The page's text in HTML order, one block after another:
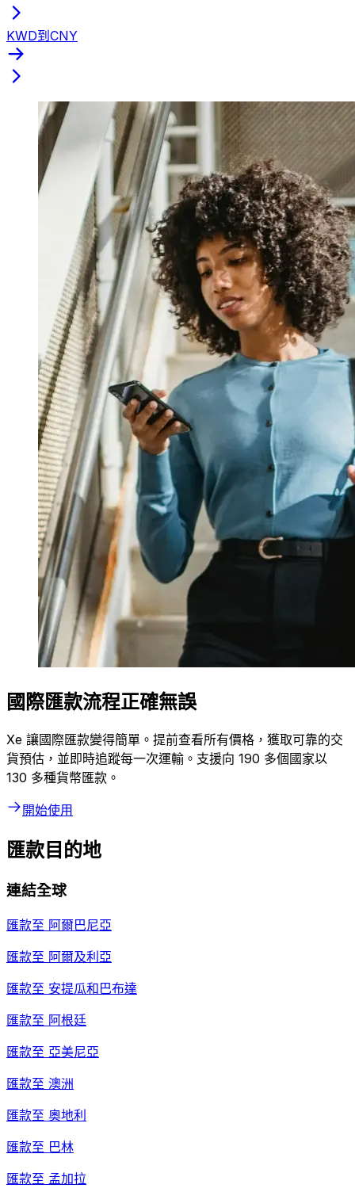
KWD到CNY
國際匯款流程正確無誤
Xe 讓國際匯款變得簡單。提前查看所有價格，獲取可靠的交
貨預估，並即時追蹤每一次運輸。支援向 190 多個國家以
130 多種貨幣匯款。
開始使用
匯款目的地
連結全球
匯款至 阿爾巴尼亞
匯款至 阿爾及利亞
匯款至 安提瓜和巴布達
匯款至 阿根廷
匯款至 亞美尼亞
匯款至 澳洲
匯款至 奧地利
匯款至 巴林
匯款至 孟加拉